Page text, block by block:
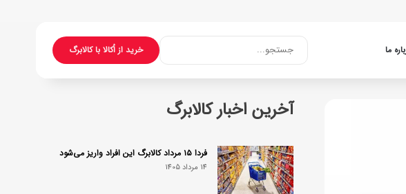
ما خرید از اُکالا با کالابرگجستجو...
آخرین اخبار کالابرگ
فردا ۱۵ مرداد کالابرگ این افراد واریز می‌شود
14 مرداد 1405